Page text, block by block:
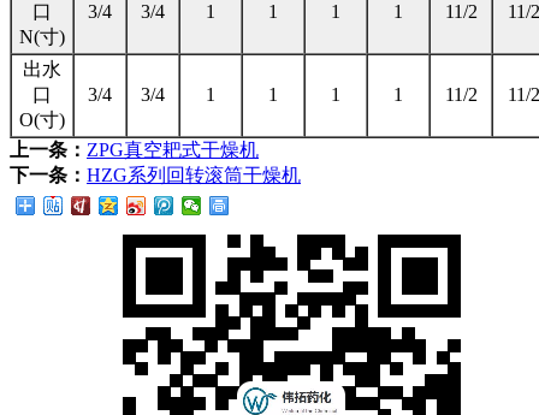
口
N(寸)
3/4 3/4 1 1 1 1 11/2 11/2
出水
口
O(寸)
3/4 3/4 1 1 1 1 11/2 11/2
上一条： ZPG真空耙式干燥机
下一条： HZG系列回转滚筒干燥机